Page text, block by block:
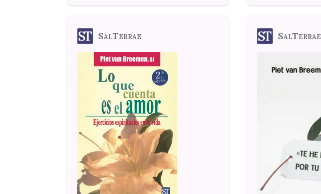
SalTerrae SalTerrae